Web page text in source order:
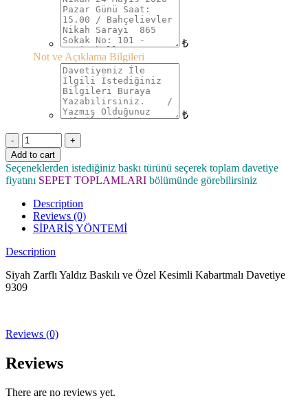
₺
Not ve Açıklama Bilgileri
₺
Quantity
Add to cart
Seçeneklerden istediğiniz baskı türünü seçerek toplam davetiye
fiyatını SEPET TOPLAMLARI bölümünde görebilirsiniz
Description
Reviews (0)
SİPARİŞ YÖNTEMİ
Description
Siyah Zarflı Yaldız Baskılı ve Özel Kesimli Kabartmalı Davetiye
9309
Reviews (0)
Reviews
There are no reviews yet.